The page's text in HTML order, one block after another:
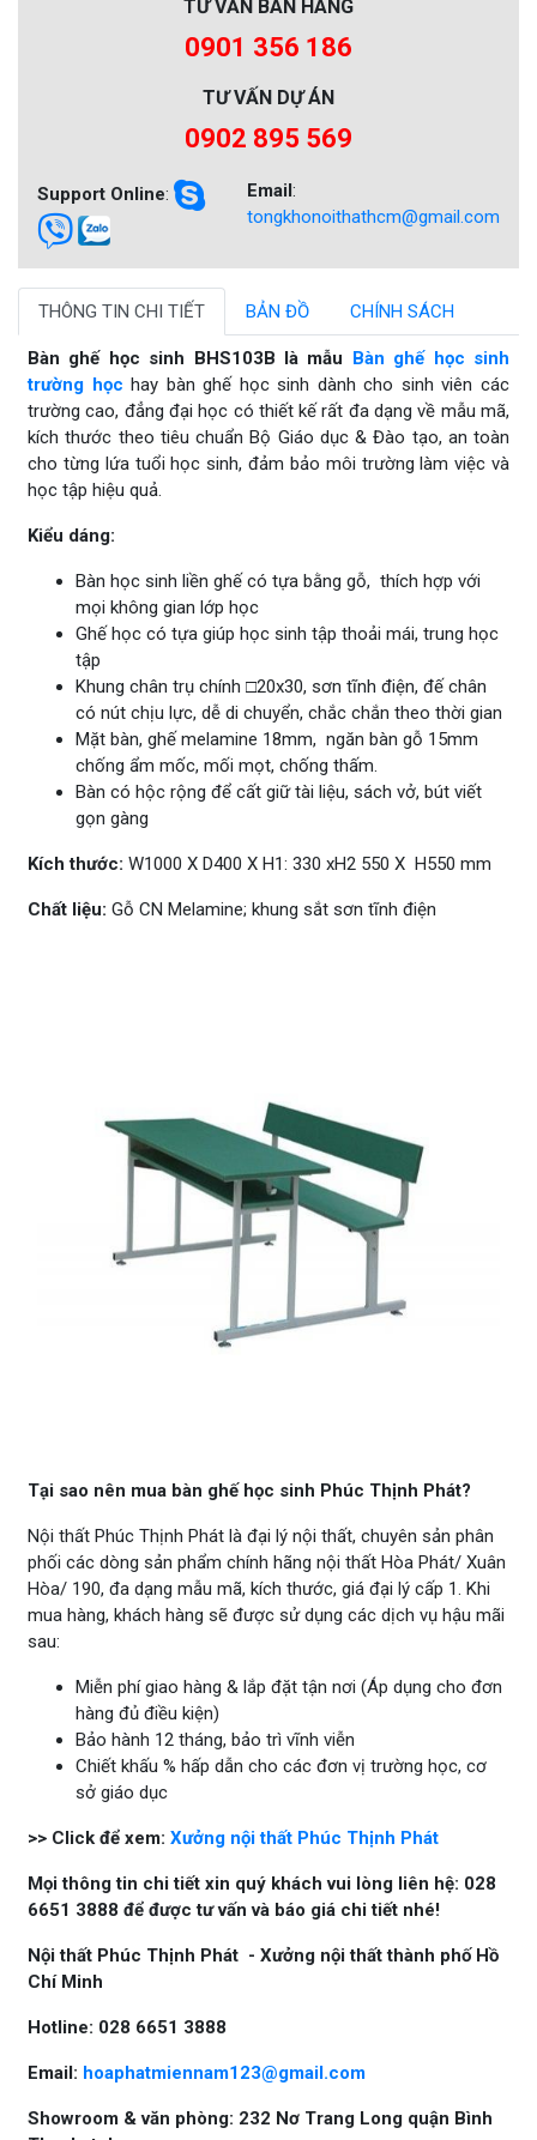
TƯ VẤN BÁN HÀNG
0901 356 186
TƯ VẤN DỰ ÁN
0902 895 569
Support Online: Email:
tongkhonoithathcm@gmail.com
THÔNG TIN CHI TIẾT BẢN ĐỒ CHÍNH SÁCH
Bàn ghế học sinh BHS103B là mẫu Bàn ghế học sinh
trường học hay bàn ghế học sinh dành cho sinh viên các
trường cao, đẳng đại học có thiết kế rất đa dạng về mẫu mã,
kích thước theo tiêu chuẩn Bộ Giáo dục & Đào tạo, an toàn
cho từng lứa tuổi học sinh, đảm bảo môi trường làm việc và
học tập hiệu quả.
Kiểu dáng:
Bàn học sinh liền ghế có tựa bằng gỗ, thích hợp với
mọi không gian lớp học
Ghế học có tựa giúp học sinh tập thoải mái, trung học
tập
Khung chân trụ chính □20x30, sơn tĩnh điện, đế chân
có nút chịu lực, dễ di chuyển, chắc chắn theo thời gian
Mặt bàn, ghế melamine 18mm, ngăn bàn gỗ 15mm
chống ẩm mốc, mối mọt, chống thấm.
Bàn có hộc rộng để cất giữ tài liệu, sách vở, bút viết
gọn gàng
Kích thước: W1000 X D400 X H1: 330 xH2 550 X H550 mm
Chất liệu: Gỗ CN Melamine; khung sắt sơn tĩnh điện
Tại sao nên mua bàn ghế học sinh Phúc Thịnh Phát?
Nội thất Phúc Thịnh Phát là đại lý nội thất, chuyên sản phân
phối các dòng sản phẩm chính hãng nội thất Hòa Phát/ Xuân
Hòa/ 190, đa dạng mẫu mã, kích thước, giá đại lý cấp 1. Khi
mua hàng, khách hàng sẽ được sử dụng các dịch vụ hậu mãi
sau:
Miễn phí giao hàng & lắp đặt tận nơi (Áp dụng cho đơn
hàng đủ điều kiện)
Bảo hành 12 tháng, bảo trì vĩnh viễn
Chiết khấu % hấp dẫn cho các đơn vị trường học, cơ
sở giáo dục
>> Click để xem: Xưởng nội thất Phúc Thịnh Phát
Mọi thông tin chi tiết xin quý khách vui lòng liên hệ: 028
6651 3888 để được tư vấn và báo giá chi tiết nhé!
Nội thất Phúc Thịnh Phát - Xưởng nội thất thành phố Hồ
Chí Minh
Hotline: 028 6651 3888
Email: hoaphatmiennam123@gmail.com
Showroom & văn phòng: 232 Nơ Trang Long quận Bình